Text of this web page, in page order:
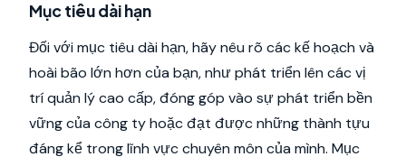
Mục tiêu dài hạn
Đối với mục tiêu dài hạn, hãy nêu rõ các kế hoạch và
hoài bão lớn hơn của bạn, như phát triển lên các vị
trí quản lý cao cấp, đóng góp vào sự phát triển bền
vững của công ty hoặc đạt được những thành tựu
đáng kể trong lĩnh vực chuyên môn của mình. Mục